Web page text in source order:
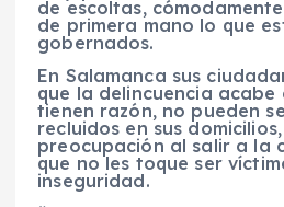
de escoltas,
de primera mano lo que
gobernados.
En Salamanca sus
que la delincuencia acabe
tienen razón, no pueden
recluidos en sus
preocupación al salir a la
que no les toque ser
inseguridad.